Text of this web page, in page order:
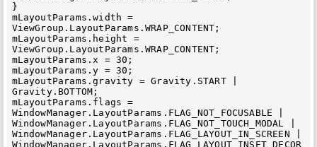
}
mLayoutParams.width =
ViewGroup.LayoutParams.WRAP_CONTENT;
mLayoutParams.height =
ViewGroup.LayoutParams.WRAP_CONTENT;
mLayoutParams.x = 30;
mLayoutParams.y = 30;
mLayoutParams.gravity = Gravity.START |
Gravity.BOTTOM;
mLayoutParams.flags =
WindowManager.LayoutParams.FLAG_NOT_FOCUSABLE |
WindowManager.LayoutParams.FLAG_NOT_TOUCH_MODAL |
WindowManager.LayoutParams.FLAG_LAYOUT_IN_SCREEN |
WindowManager.LayoutParams.FLAG_LAYOUT_INSET_DECOR